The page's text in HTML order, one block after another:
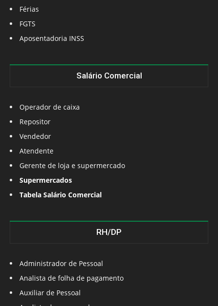
Férias
FGTS
Aposentadoria INSS
Salário Comercial
Operador de caixa
Repositor
Vendedor
Atendente
Gerente de loja e supermercado
Supermercados
Tabela Salário Comercial
RH/DP
Administrador de Pessoal
Analista de folha de pagamento
Auxiliar de Pessoal